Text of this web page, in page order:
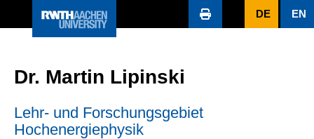
DE EN
Dr. Martin Lipinski
Lehr- und Forschungsgebiet
Hochenergiephysik